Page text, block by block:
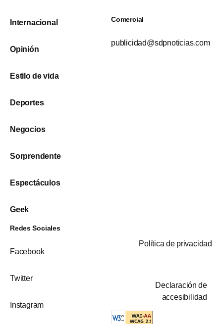
Internacional
Opinión
Estilo de vida
Deportes
Negocios
Sorprendente
Espectáculos
Geek
Comercial
publicidad@sdpnoticias.com
Redes Sociales
Facebook
Twitter
Instagram
Política de privacidad
Declaración de
accesibilidad